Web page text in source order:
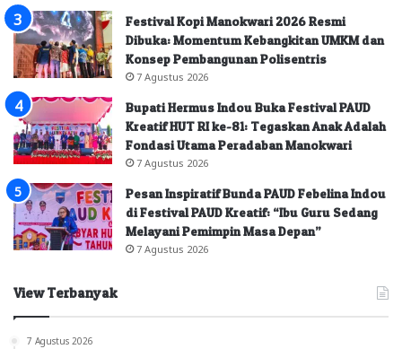
Festival Kopi Manokwari 2026 Resmi
Dibuka: Momentum Kebangkitan UMKM dan
Konsep Pembangunan Polisentris
7 Agustus 2026
Bupati Hermus Indou Buka Festival PAUD
Kreatif HUT RI ke-81: Tegaskan Anak Adalah
Fondasi Utama Peradaban Manokwari
7 Agustus 2026
Pesan Inspiratif Bunda PAUD Febelina Indou
di Festival PAUD Kreatif: “Ibu Guru Sedang
Melayani Pemimpin Masa Depan”
7 Agustus 2026
View Terbanyak
7 Agustus 2026